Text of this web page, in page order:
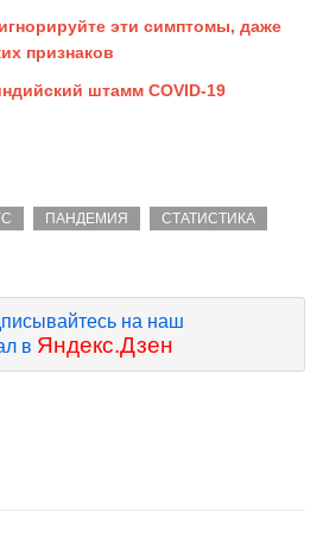
эти симптомы, даже
признаков
штамм COVID-19
ПАНДЕМИЯ
СТАТИСТИКА
на наш
в Яндекс.Дзен